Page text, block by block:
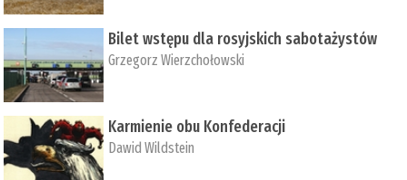
Bilet wstępu dla rosyjskich sabotażystów
Grzegorz Wierzchołowski
Karmienie obu Konfederacji
Dawid Wildstein